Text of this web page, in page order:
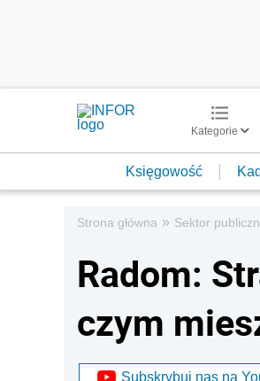
Kategorie
Księgowość
Strona główna » Sektor
Radom:
czym
Subskrybuj nas na